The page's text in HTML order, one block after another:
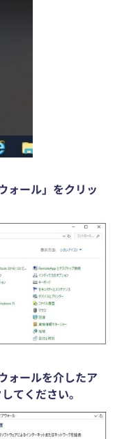
ール」をクリッ
ォールを介したア
てください。